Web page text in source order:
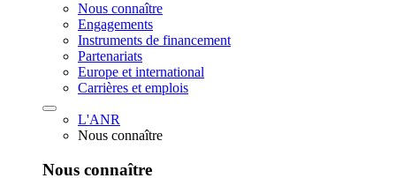
Nous connaître
Engagements
Instruments de financement
Partenariats
Europe et international
Carrières et emplois
L'ANR
Nous connaître
Nous connaître